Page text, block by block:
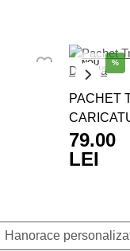
NOU %
PACHET
79.00
LEI
Hanorace